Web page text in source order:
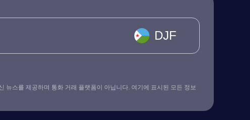
DJF
뉴스를 제공하며 통화 거래 플랫폼이 아닙니다. 여기에 표시된 모든 정보